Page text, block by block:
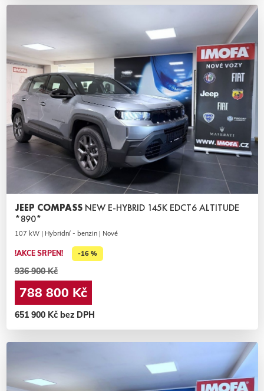
JEEP COMPASS NEW E-HYBRID 145K EDCT6 ALTITUDE
*890*
107 kW | Hybridní - benzin | Nové
!AKCE SRPEN! -16 %
936 900 Kč
788 800 Kč
651 900 Kč bez DPH